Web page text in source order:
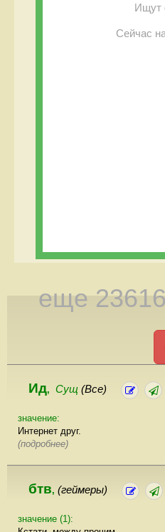
Ищут
Сейчас
еще 23616
Ид, Сущ (Все)
значение:
Интернет друг.
(подробнее)
бтв, (геймеры)
значение (1):